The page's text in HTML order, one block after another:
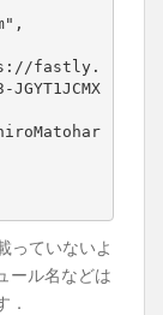
っていないよ
ール名などは
．